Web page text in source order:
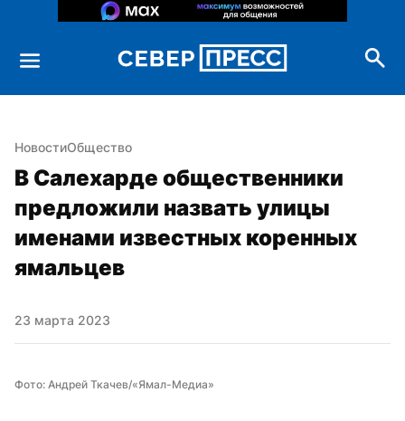
НовостиОбщество
В Салехарде общественники
предложили назвать улицы
именами известных коренных
ямальцев
23 марта 2023
Фото: Андрей Ткачев/«Ямал-Медиа»